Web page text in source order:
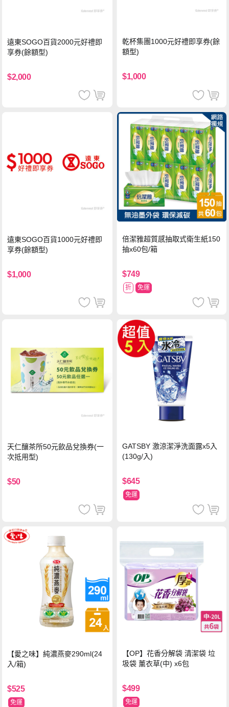
遠東SOGO百貨2000元好禮即
享券(餘額型)
$2,000
乾杯集團1000元好禮即享券(餘
額型)
$1,000
遠東SOGO百貨1000元好禮即
享券(餘額型)
$1,000
倍潔雅超質感抽取式衛生紙150
抽x60包/箱
$749
折 免運
天仁釀茶所50元飲品兌換券(一
次抵用型)
$50
GATSBY 激涼潔淨洗面露x5入
(130g/入)
$645
免運
【愛之味】純濃燕麥290ml(24
入/箱)
$525
免運
【OP】花香分解袋 清潔袋 垃
圾袋 薰衣草(中) x6包
$499
免運